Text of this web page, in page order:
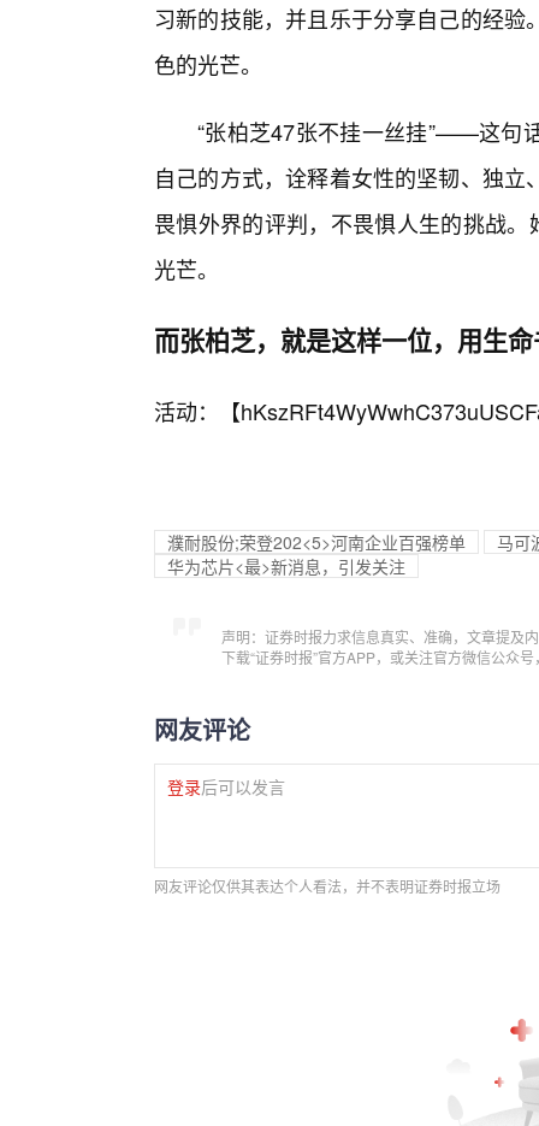
习新的技能，并且乐于分享自己的经
色的光芒。
“张柏芝47张不挂一丝挂”——这句
自己的方式，诠释着女性的坚韧、独
畏惧外界的评判，不畏惧人生的挑战
光芒。
而张柏芝，就是这样一位，用生
活动：【
濮耐股份;荣登202<5>河南企业百强榜单
马可
华为芯片<最>新消息，引发关注
声明：证券时报力求信息真实、准确，文章提及
下载“证券时报”官方APP，或关注官方微信公众
网友评论
登录后可以发言
网友评论仅供其表达个人看法，并不表明证券时报立场